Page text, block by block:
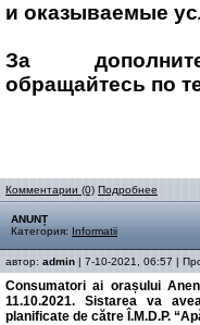
и оказываемые
За
обращайтесь по
Комментарии (0) Подробнее
ANUNȚ
Категория: Informatii
автор: admin | 7-10-2021, 06:57 |
Consumatori ai orașului
11.10.2021. Sistarea va
planificate de către Î.M.D.P.